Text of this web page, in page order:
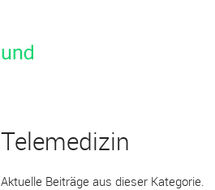
Telemedizin
Aktuelle Beiträge aus dieser Kategorie.